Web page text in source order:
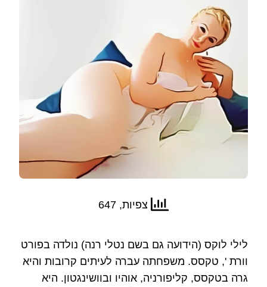
צפיות, 647
לילי לוקס (הידועה גם בשם נטלי רנה) נולדה בפורט
וורת ', טקסס. משפחתה עברה לעיתים קרובות והיא
גרה בטקסס, קליפורניה, אוהיו ובוושינגטון. היא